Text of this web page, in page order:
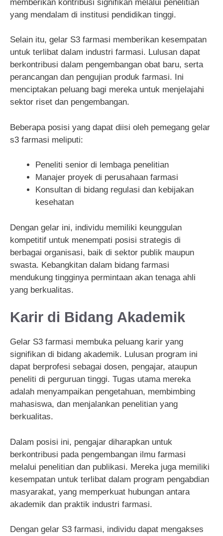
memberikan kontribusi signifikan melalui penelitian
yang mendalam di institusi pendidikan tinggi.
Selain itu, gelar S3 farmasi memberikan kesempatan
untuk terlibat dalam industri farmasi. Lulusan dapat
berkontribusi dalam pengembangan obat baru, serta
perancangan dan pengujian produk farmasi. Ini
menciptakan peluang bagi mereka untuk menjelajahi
sektor riset dan pengembangan.
Beberapa posisi yang dapat diisi oleh pemegang gelar
s3 farmasi meliputi:
Peneliti senior di lembaga penelitian
Manajer proyek di perusahaan farmasi
Konsultan di bidang regulasi dan kebijakan
kesehatan
Dengan gelar ini, individu memiliki keunggulan
kompetitif untuk menempati posisi strategis di
berbagai organisasi, baik di sektor publik maupun
swasta. Kebangkitan dalam bidang farmasi
mendukung tingginya permintaan akan tenaga ahli
yang berkualitas.
Karir di Bidang Akademik
Gelar S3 farmasi membuka peluang karir yang
signifikan di bidang akademik. Lulusan program ini
dapat berprofesi sebagai dosen, pengajar, ataupun
peneliti di perguruan tinggi. Tugas utama mereka
adalah menyampaikan pengetahuan, membimbing
mahasiswa, dan menjalankan penelitian yang
berkualitas.
Dalam posisi ini, pengajar diharapkan untuk
berkontribusi pada pengembangan ilmu farmasi
melalui penelitian dan publikasi. Mereka juga memiliki
kesempatan untuk terlibat dalam program pengabdian
masyarakat, yang memperkuat hubungan antara
akademik dan praktik industri farmasi.
Dengan gelar S3 farmasi, individu dapat mengakses